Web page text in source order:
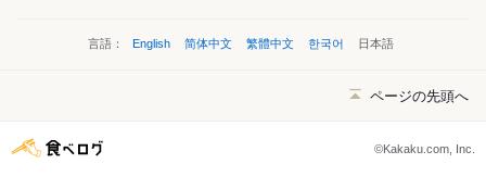
言語： English 简体中文 繁體中文 한국어 日本語
ページの先頭へ
©Kakaku.com, Inc.